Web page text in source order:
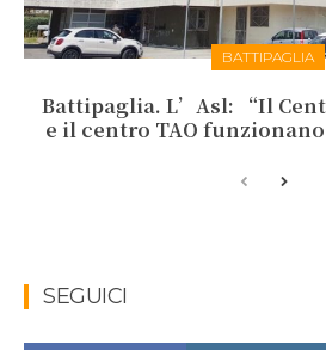
BATTIPAGLIA
Battipaglia. L’Asl: “Il
e il centro TAO
SEGUICI